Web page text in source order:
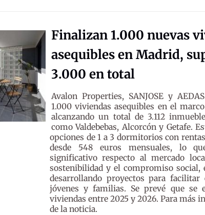
Finalizan 1.000 nuevas
asequibles en Madrid,
3.000 en total
Avalon Properties, SANJOSE y
1.000 viviendas asequibles en el
alcanzando un total de 3.112
como Valdebebas, Alcorcón y Getafe.
opciones de 1 a 3 dormitorios con
desde 548 euros mensuales, lo
significativo respecto al mercado
sostenibilidad y el compromiso social,
desarrollando proyectos para
jóvenes y familias. Se prevé que se
viviendas entre 2025 y 2026. Para más
de la noticia.